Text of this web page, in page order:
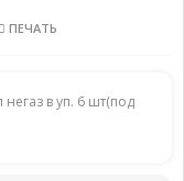
ПЕЧАТЬ
в уп. 6 шт(под